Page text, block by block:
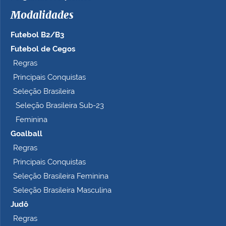
o
o
m
e
t
Modalidades
Futebol B2/B3
Futebol de Cegos
Regras
Principais Conquistas
Seleção Brasileira
Seleção Brasileira Sub-23
Feminina
Goalball
Regras
Principais Conquistas
Seleção Brasileira Feminina
Seleção Brasileira Masculina
Judô
Regras